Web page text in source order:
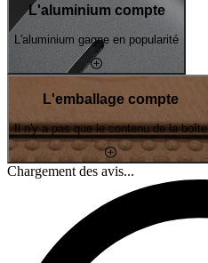
L'aluminium compte
L'aluminium gagne en popularité
L'emballage compte
Il n'y a pas que le contenu de la boîte
Chargement des avis...